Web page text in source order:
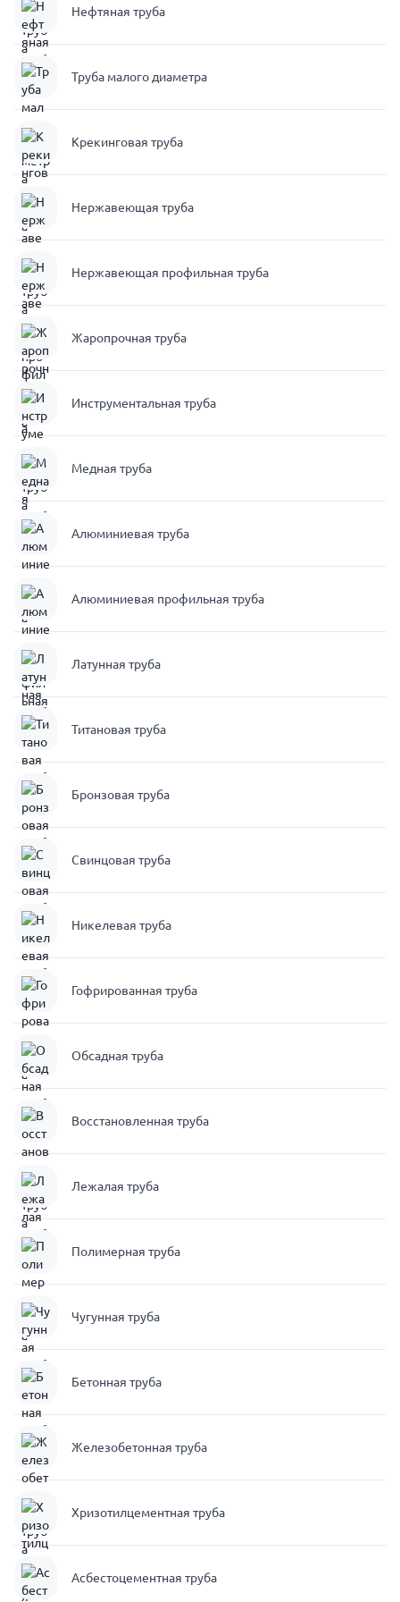
Нефтяная труба
Труба малого диаметра
Крекинговая труба
Нержавеющая труба
Нержавеющая профильная труба
Жаропрочная труба
Инструментальная труба
Медная труба
Алюминиевая труба
Алюминиевая профильная труба
Латунная труба
Титановая труба
Бронзовая труба
Свинцовая труба
Никелевая труба
Гофрированная труба
Обсадная труба
Восстановленная труба
Лежалая труба
Полимерная труба
Чугунная труба
Бетонная труба
Железобетонная труба
Хризотилцементная труба
Асбестоцементная труба